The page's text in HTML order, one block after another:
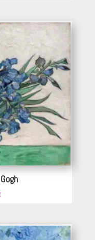
desde
220€
hasta
308€
Rango
desde